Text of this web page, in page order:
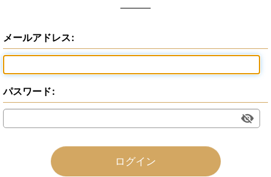
メールアドレス:
パスワード:
ログイン